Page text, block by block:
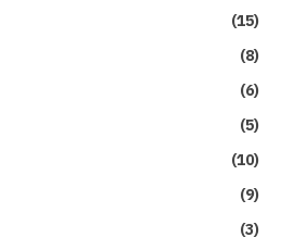
(15)
(8)
(6)
(5)
(10)
(9)
(3)